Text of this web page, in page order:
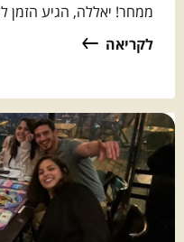
ממחר! יאללה, הגיע הזמן
לקריאה